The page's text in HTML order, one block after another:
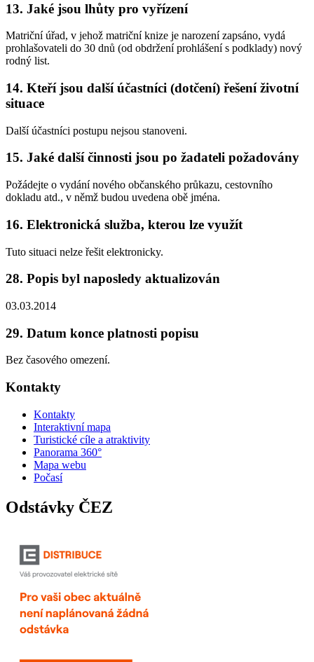
13. Jaké jsou lhůty pro vyřízení
Matriční úřad, v jehož matriční knize je narození zapsáno, vydá
prohlašovateli do 30 dnů (od obdržení prohlášení s podklady) nový
rodný list.
14. Kteří jsou další účastníci (dotčení) řešení životní
situace
Další účastníci postupu nejsou stanoveni.
15. Jaké další činnosti jsou po žadateli požadovány
Požádejte o vydání nového občanského průkazu, cestovního
dokladu atd., v němž budou uvedena obě jména.
16. Elektronická služba, kterou lze využít
Tuto situaci nelze řešit elektronicky.
28. Popis byl naposledy aktualizován
03.03.2014
29. Datum konce platnosti popisu
Bez časového omezení.
Kontakty
Kontakty
Interaktivní mapa
Turistické cíle a atraktivity
Panorama 360°
Mapa webu
Počasí
Odstávky ČEZ